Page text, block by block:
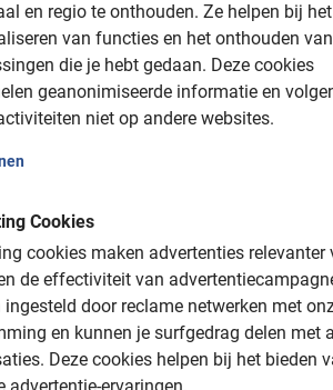
en regio te onthouden. Ze helpen bij het
van functies en het onthouden van
die je hebt gedaan. Deze cookies
geanonimiseerde informatie en
niet op andere websites.
Cookies
cookies maken advertenties relevanter
de effectiviteit van
ingesteld door reclame netwerken met
en kunnen je surfgedrag delen met
Deze cookies helpen bij het bieden
advertentie-ervaringen.
met de fiets te verkennen. Het is een
Tijdens de tours in Gent ga je met een
je daarom op een veilige en leuke
geeft je de leukste tips, zodat je verblijf